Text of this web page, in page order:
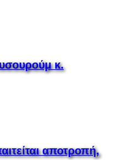
κ.
αποτροπή,